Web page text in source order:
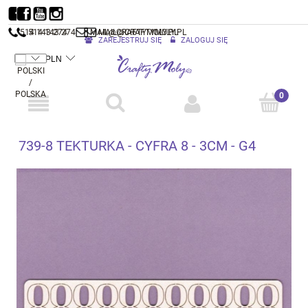
514 143 274 MAIL@CRAFTYMOLY.PL
ZAREJESTRUJ SIĘ ZALOGUJ SIĘ
514 143 274 MAIL@CRAFTYMOLY.PL
739-8 TEKTURKA - CYFRA 8 - 3CM - G4